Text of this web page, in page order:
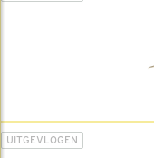
UITGEVLOGEN